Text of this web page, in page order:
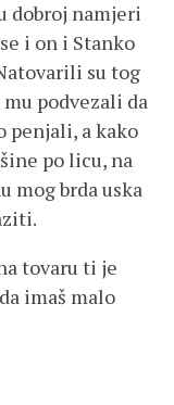
dobroj namjeri
i on i Stanko
su tog
podvezali da
penjali, a kako
po licu, na
mog brda uska
tovaru ti je
imaš malo